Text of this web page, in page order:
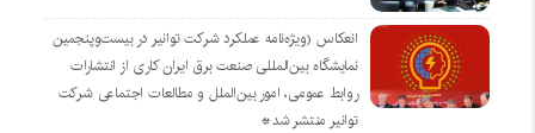
انعکاس (ویژه‌نامه عملکرد شرکت توانیر در بیست‌وپنجمین
نمایشگاه بین‌المللی صنعت برق ایران کاری از انتشارات
روابط عمومی، امور بین‌الملل و مطالعات اجتماعی شرکت
توانیر منتشر شد*